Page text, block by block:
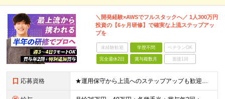
＼開発経験×AWSでフルスタックへ／ 1人300万円
投資の【6ヶ月研修】で確実な上流ステップアッ
プを
未経験歓迎 学歴不問 ベテランOK
完全週休2日 賞与複数月 面接1回
応募資格 ★運用保守から上流へのステップアップも歓迎！ ★開発領域からなど、スキルチェンジもOK◎ ■エンジニアとしての実務経験をお持ちの方 ■学歴不問 ≪こんな方はぜひご応募ください≫ ■AWSに関してさ